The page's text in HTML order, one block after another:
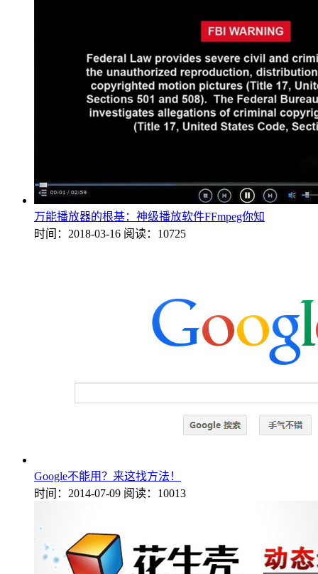
万能播放器的根基：神级播放软件FFmpeg你知
时间：2018-03-16 阅读：10725
Google不能用？来这找方法！
时间：2014-07-09 阅读：10013